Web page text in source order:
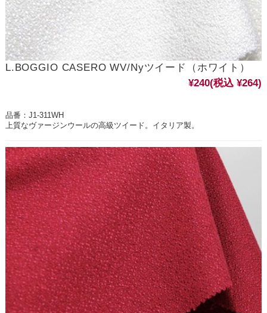
L.BOGGIO CASERO WV/Nyツイード（ホワイト）
¥240(税込 ¥264)
品番：J1-311WH
上質なヴァージンウールの高級ツイード。イタリア製。